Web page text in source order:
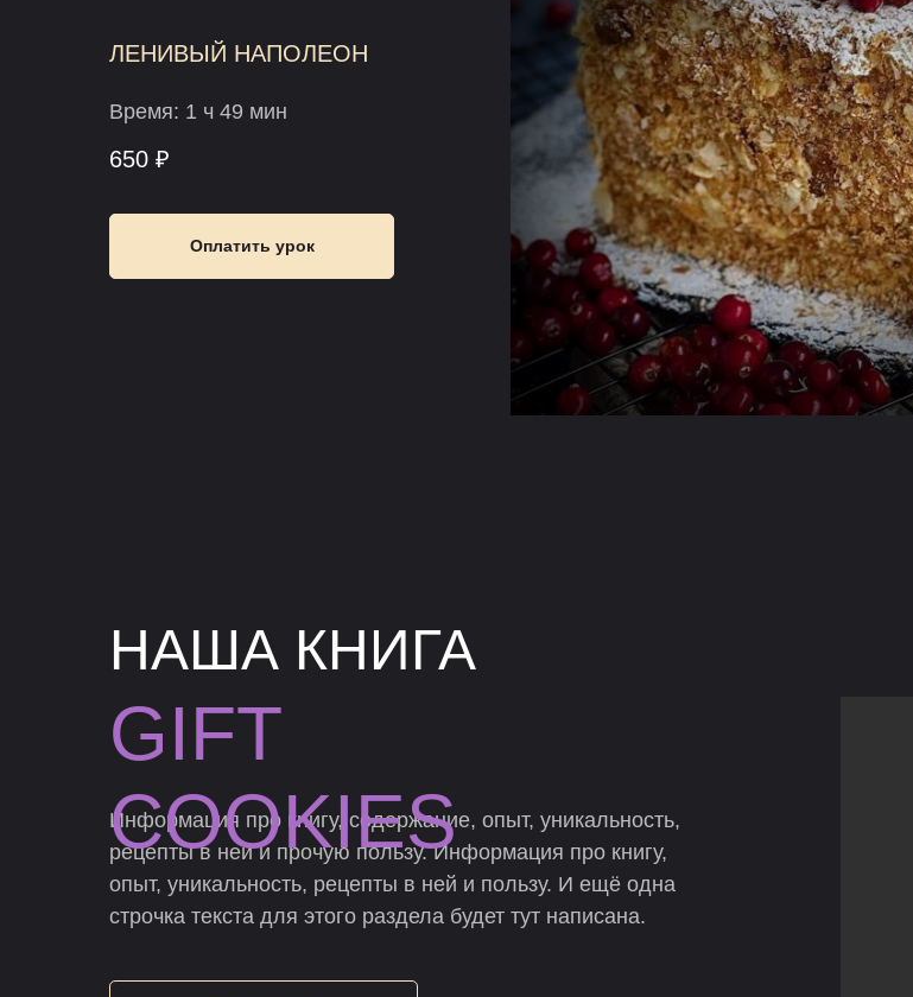
ЛЕНИВЫЙ НАПОЛЕОН
Время: 1 ч 49 мин
650 ₽
Оплатить урок
Информация про книгу, содержание, опыт, уникальность,
рецепты в ней и прочую пользу. Информация про книгу,
опыт, уникальность, рецепты в ней и пользу. И ещё одна
строчка текста для этого раздела будет тут написана.
НАША КНИГА
GIFT
COOKIES